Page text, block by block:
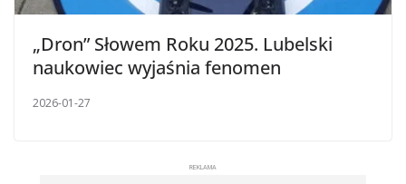
„Dron” Słowem Roku 2025. Lubelski
naukowiec wyjaśnia fenomen
2026-01-27
REKLAMA